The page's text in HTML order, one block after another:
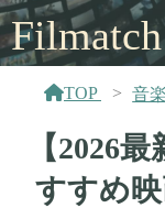
Filmatch
TOP 音楽
【2026
すすめ